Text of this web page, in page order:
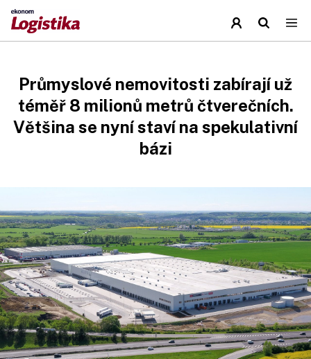
Průmyslové nemovitosti zabírají už
téměř 8 milionů metrů čtverečních.
Většina se nyní staví na spekulativní
bázi